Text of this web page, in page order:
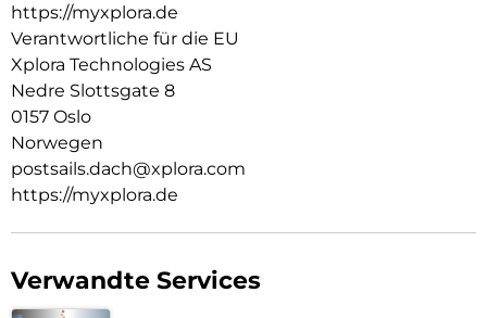
https://myxplora.de
Verantwortliche für die EU
Xplora Technologies AS
Nedre Slottsgate 8
0157 Oslo
Norwegen
postsails.dach@xplora.com
https://myxplora.de
Verwandte Services